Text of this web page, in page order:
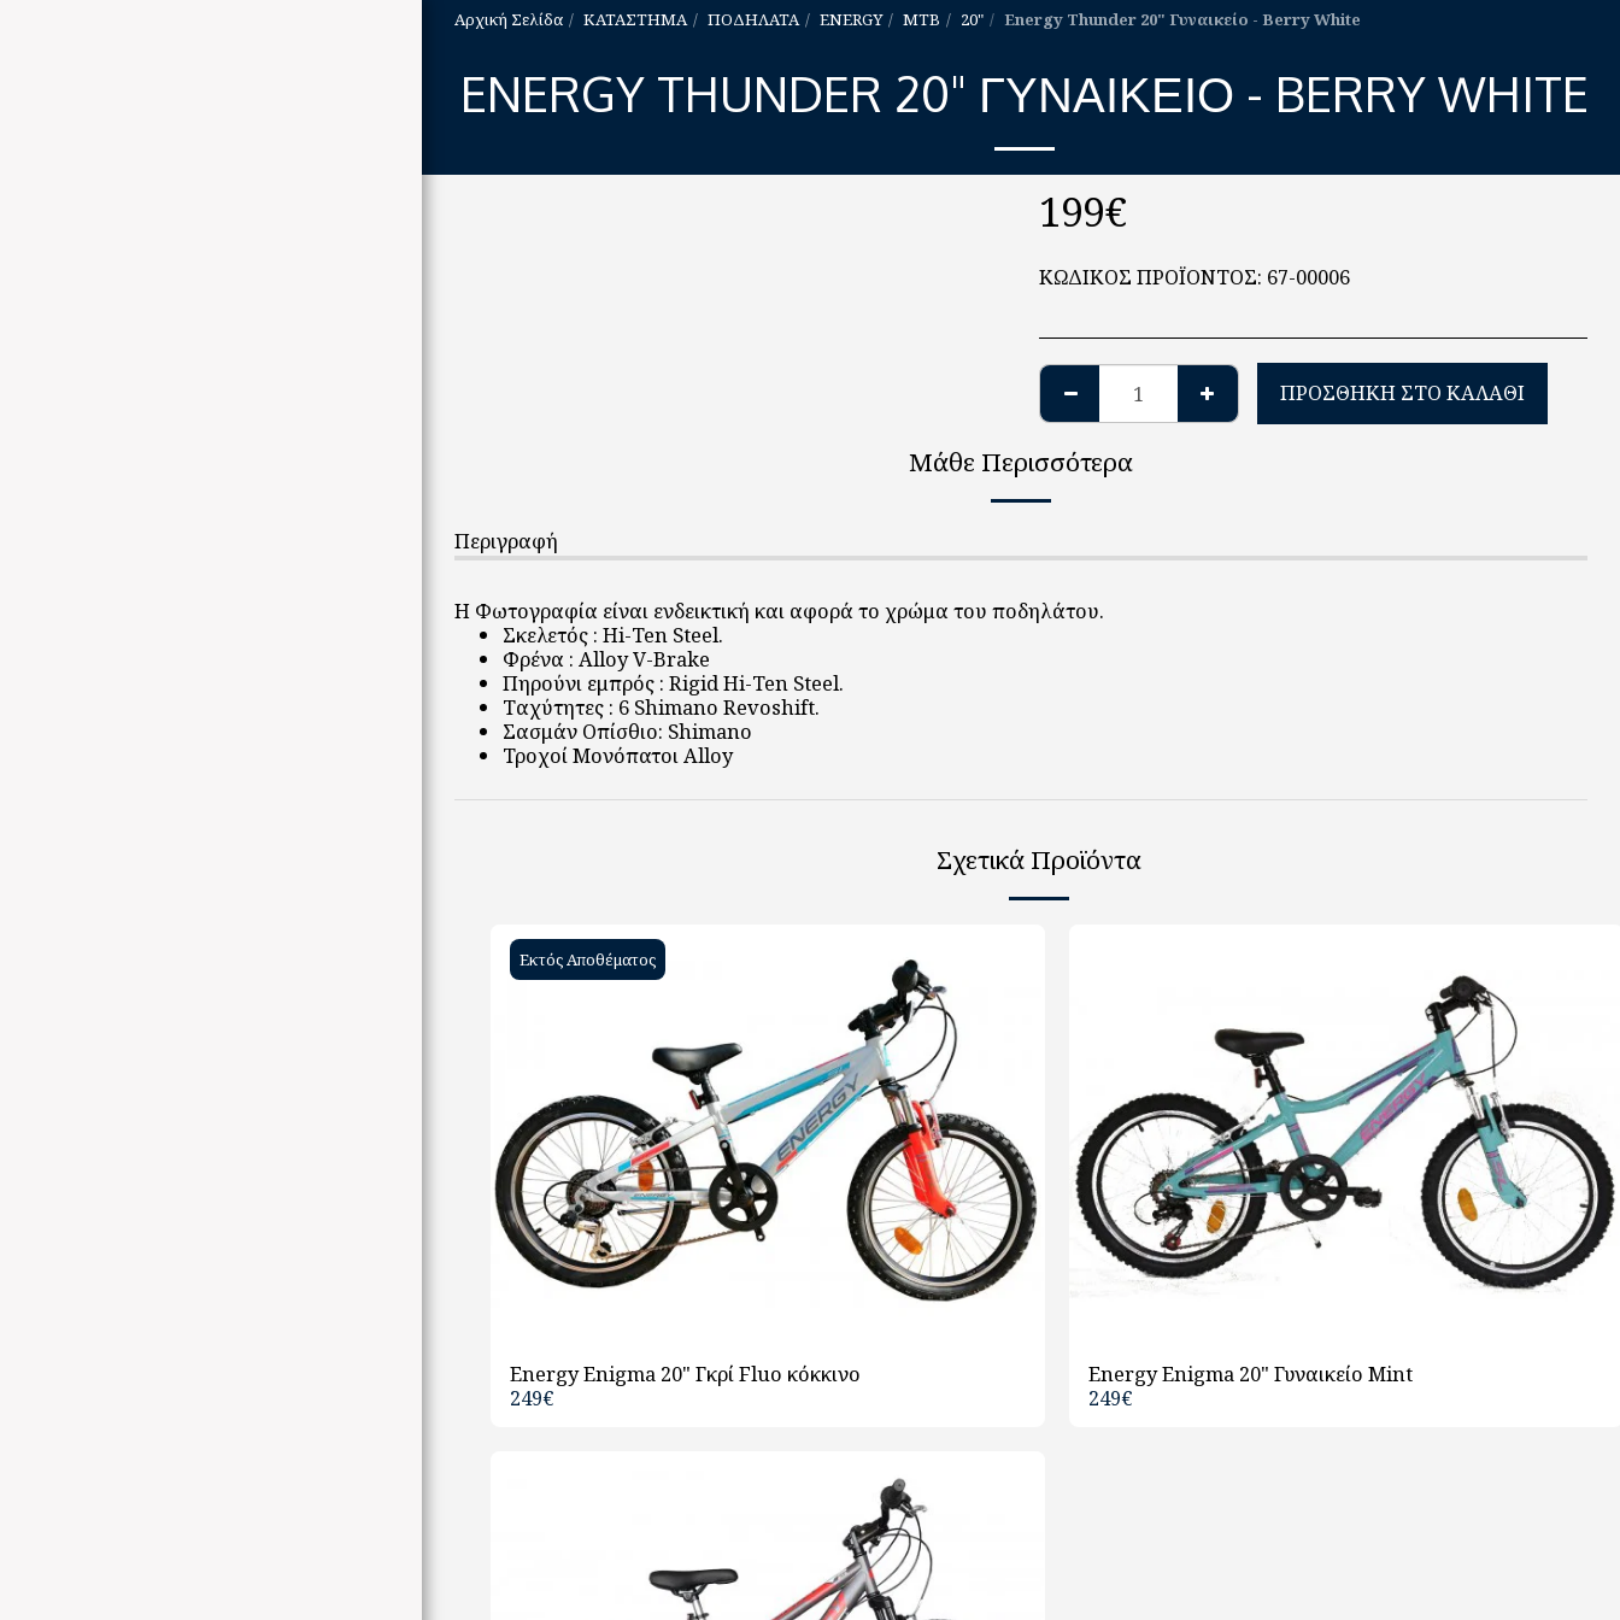
Αρχική Σελίδα ΚΑΤΑΣΤΗΜΑ ΠΟΔΗΛΑΤΑ ENERGY MTB 20" Energy Thunder 20" Γυναικείο - Berry White
ENERGY THUNDER 20" ΓΥΝΑΙΚΕΊΟ - BERRY WHITE
199€
ΚΩΔΙΚΟΣ ΠΡΟΪΟΝΤΟΣ: 67-00006
ΠΡΟΣΘΉΚΗ ΣΤΟ ΚΑΛΆΘΙ
Μάθε Περισσότερα
Περιγραφή
Η Φωτογραφία είναι ενδεικτική και αφορά το χρώμα του ποδηλάτου.
Σκελετός : Hi-Ten Steel.
Φρένα : Alloy V-Brake
Πηρούνι εμπρός : Rigid Hi-Ten Steel.
Ταχύτητες : 6 Shimano Revoshift.
Σασμάν Οπίσθιο: Shimano
Τροχοί Μονόπατοι Alloy
Σχετικά Προϊόντα
Εκτός Αποθέματος
Energy Enigma 20" Γκρί Fluo κόκκινο
249€
Energy Enigma 20" Γυναικείο Mint
249€